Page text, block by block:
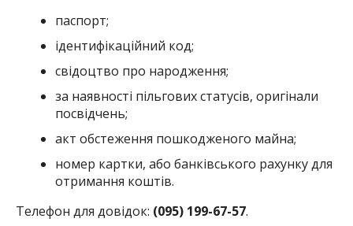
Рішення про виплату, або відмова у виплаті
приймається Міжнародною організацією з міграції
не раніше 3-х тижнів з моменту реєстрації.
Раніше ми повідомили про те, що громади
Дніпропетровщини
«U-LEAD» для відновлення зруйнованого
гуманітарну допомогу
отримало понад 50 тисячмешканців
Нікополя. Також читайте,
від держави сім’ям загиблих через